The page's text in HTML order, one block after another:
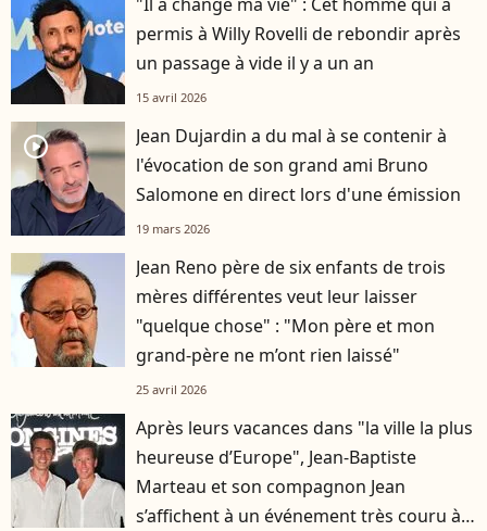
permis à Willy Rovelli de rebondir après
un passage à vide il y a un an
15 avril 2026
player2
Jean Dujardin a du mal à se contenir à
l'évocation de son grand ami Bruno
Salomone en direct lors d'une émission
19 mars 2026
Jean Reno père de six enfants de trois
mères différentes veut leur laisser
"quelque chose" : "Mon père et mon
grand-père ne m’ont rien laissé"
25 avril 2026
Après leurs vacances dans "la ville la plus
heureuse d’Europe", Jean-Baptiste
Marteau et son compagnon Jean
s’affichent à un événement très couru à